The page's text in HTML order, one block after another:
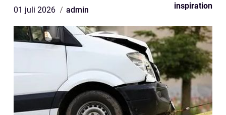
01 juli 2026 admin inspiration